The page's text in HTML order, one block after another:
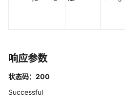
除
号
响应参数
状态码：200
Successful